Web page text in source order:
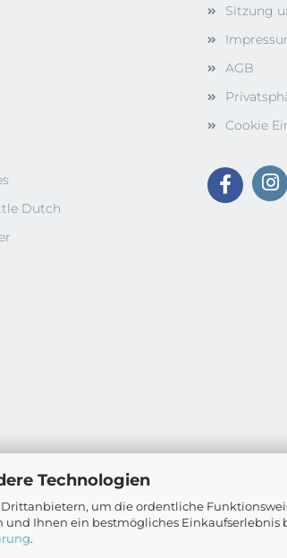
Technologien
um die ordentliche
Ihnen ein bestmögliches Einkaufserlebnis
.
Sitzung
AGB
Cookie
Dutch
Onlineshop erstellenmit Gambio.de